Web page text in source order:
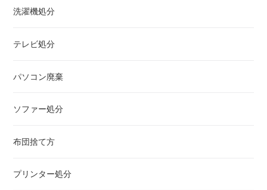
洗濯機処分
テレビ処分
パソコン廃棄
ソファー処分
布団捨て方
プリンター処分